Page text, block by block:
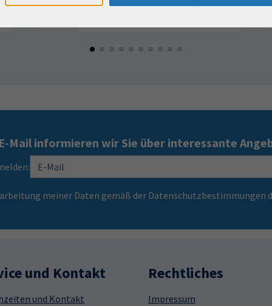
Mail informieren wir Sie über interessante
meiner Daten gemäß der Datenschutzbestimmungen
und Kontakt
und Kontakt
Rechtliches
Impressum